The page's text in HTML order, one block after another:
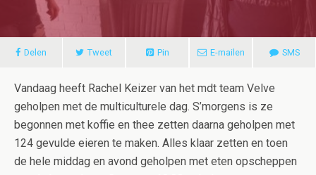
Delen Tweet Pin E-mailen SMS
Vandaag heeft Rachel Keizer van het mdt team Velve
geholpen met de multiculturele dag. S’morgens is ze
begonnen met koffie en thee zetten daarna geholpen met
124 gevulde eieren te maken. Alles klaar zetten en toen
de hele middag en avond geholpen met eten opscheppen